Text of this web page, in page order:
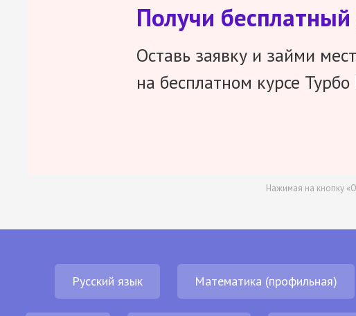
Получи
Оставь заявку и займи
на бесплатном курсе Турбо
Нажимая на кнопку
Русский язык Математика (профильная)